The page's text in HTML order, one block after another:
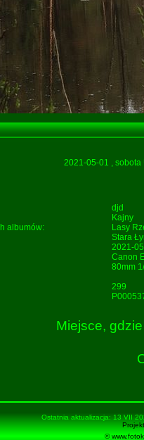
2021-05-01 , sobota
djd
Kajny
albumów:
Lasy
Stara
2021-
Canon
80mm
299
Miejsce,
Ostatnia aktualizacja: 13 VII
©